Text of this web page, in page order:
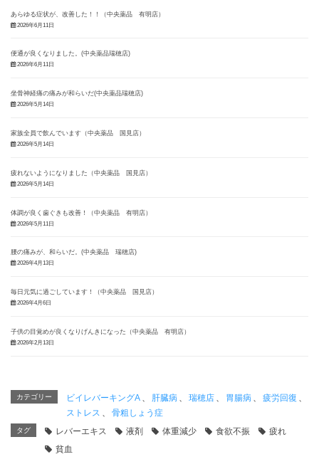
あらゆる症状が、改善した！！（中央薬品 有明店）
2026年6月11日
便通が良くなりました。(中央薬品瑞穂店)
2026年6月11日
坐骨神経痛の痛みが和らいだ(中央薬品瑞穂店)
2026年5月14日
家族全員で飲んでいます（中央薬品 国見店）
2026年5月14日
疲れないようになりました（中央薬品 国見店）
2026年5月14日
体調が良く歯ぐきも改善！（中央薬品 有明店）
2026年5月11日
腰の痛みが、和らいだ。(中央薬品 瑞穂店)
2026年4月13日
毎日元気に過ごしています！（中央薬品 国見店）
2026年4月6日
子供の目覚めが良くなりげんきになった（中央薬品 有明店）
2026年2月13日
カテゴリー ビイレバーキングA 肝臓病 瑞穂店 胃腸病 疲労回復
ストレス
骨粗しょう症
タグ レバーエキス 液剤 体重減少 食欲不振
疲れ
貧血